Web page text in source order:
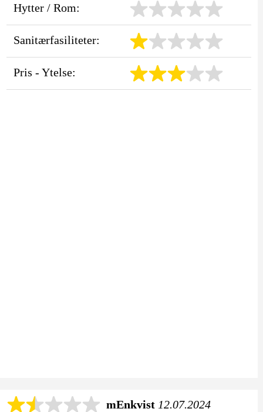
Hytter / Rom:
Sanitærfasiliteter:
Pris - Ytelse:
mEnkvist 12.07.2024